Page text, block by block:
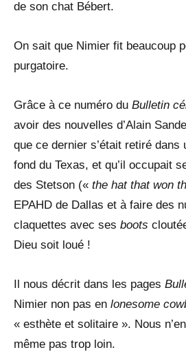
de son chat Bébert.
On sait que Nimier fit beaucoup
purgatoire.
Grâce à ce numéro du Bulletin
avoir des nouvelles d’Alain
que ce dernier s’était retiré dans
fond du Texas, et qu’il occupait
des Stetson (« the hat that won
EPAHD de Dallas et à faire des
claquettes avec ses boots
Dieu soit loué !
Il nous décrit dans les pages
Nimier non pas en lonesome
« esthète et solitaire ». Nous
même pas trop loin.